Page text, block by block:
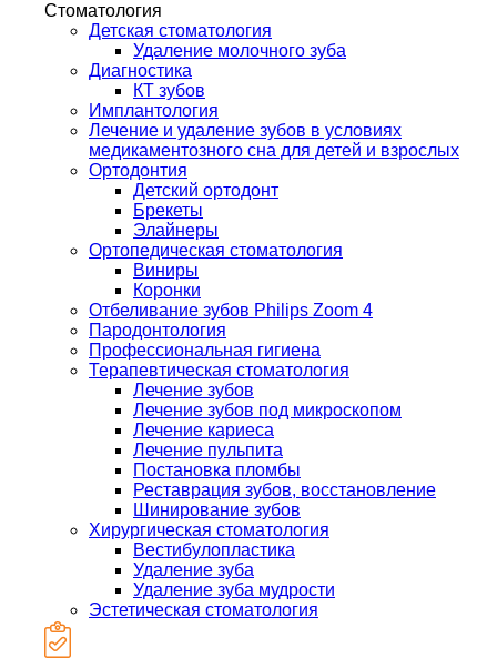
Стоматология
Детская стоматология
Удаление молочного зуба
Диагностика
КТ зубов
Имплантология
Лечение и удаление зубов в условиях
медикаментозного сна для детей и взрослых
Ортодонтия
Детский ортодонт
Брекеты
Элайнеры
Ортопедическая стоматология
Виниры
Коронки
Отбеливание зубов Philips Zoom 4
Пародонтология
Профессиональная гигиена
Терапевтическая стоматология
Лечение зубов
Лечение зубов под микроскопом
Лечение кариеса
Лечение пульпита
Постановка пломбы
Реставрация зубов, восстановление
Шинирование зубов
Хирургическая стоматология
Вестибулопластика
Удаление зуба
Удаление зуба мудрости
Эстетическая стоматология